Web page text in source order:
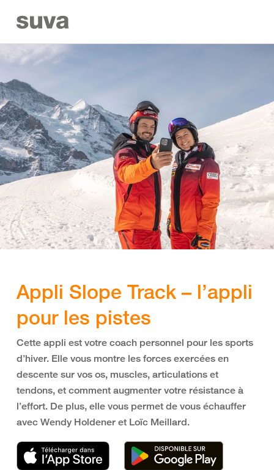
Appli Slope Track – l’appli
pour les pistes
Cette appli est votre coach personnel pour les sports
d’hiver. Elle vous montre les forces exercées en
descente sur vos os, muscles, articulations et
tendons, et comment augmenter votre résistance à
l’effort. De plus, elle vous permet de vous échauffer
avec Wendy Holdener et Loïc Meillard.